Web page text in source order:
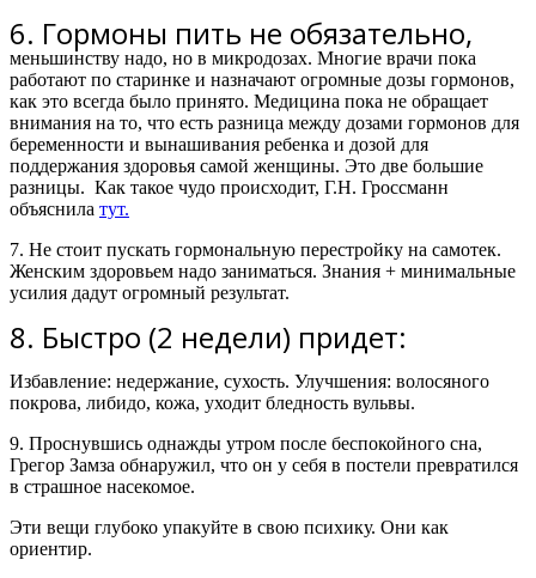
6. Гормоны пить не обязательно,
меньшинству надо, но в микродозах. Многие врачи пока
работают по старинке и назначают огромные дозы гормонов,
как это всегда было принято. Медицина пока не обращает
внимания на то, что есть разница между дозами гормонов для
беременности и вынашивания ребенка и дозой для
поддержания здоровья самой женщины. Это две большие
разницы. Как такое чудо происходит, Г.Н. Гроссманн
объяснила тут.
7. Не стоит пускать гормональную перестройку на самотек.
Женским здоровьем надо заниматься. Знания + минимальные
усилия дадут огромный результат.
8. Быстро (2 недели) придет:
Избавление: недержание, сухость. Улучшения: волосяного
покрова, либидо, кожа, уходит бледность вульвы.
9. Проснувшись однажды утром после беспокойного сна,
Грегор Замза обнаружил, что он у себя в постели превратился
в страшное насекомое.
Эти вещи глубоко упакуйте в свою психику. Они как
ориентир.